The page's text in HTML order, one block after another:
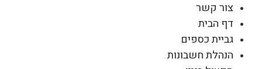
צור קשר
דף הבית
גביית כספים
הנהלת חשבונות